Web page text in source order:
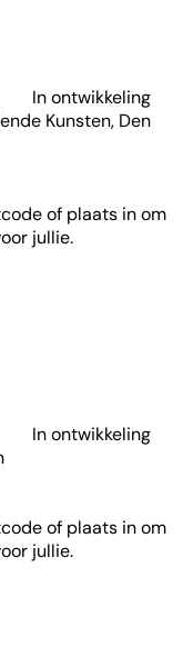
In ontwikkeling
Kunsten, Den
of plaats in om
jullie.
In ontwikkeling
of plaats in om
jullie.